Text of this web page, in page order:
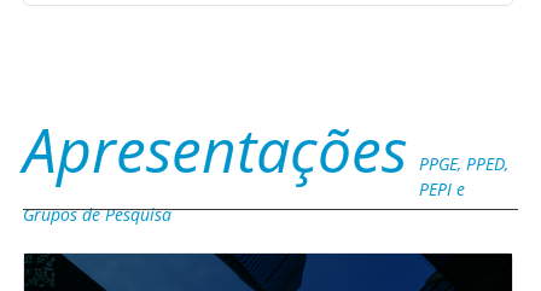
Apresentações
PPGE, PPED,
PEPI e
Grupos de Pesquisa